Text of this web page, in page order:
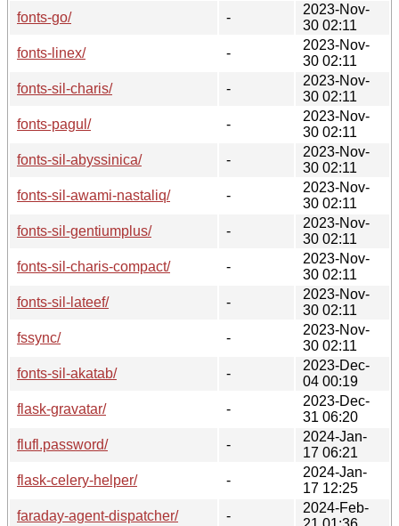
fonts-go/
-
2023-Nov-
30 02:11
fonts-linex/
-
2023-Nov-
30 02:11
fonts-sil-charis/
-
2023-Nov-
30 02:11
fonts-pagul/
-
2023-Nov-
30 02:11
fonts-sil-abyssinica/
-
2023-Nov-
30 02:11
fonts-sil-awami-nastaliq/
-
2023-Nov-
30 02:11
fonts-sil-gentiumplus/
-
2023-Nov-
30 02:11
fonts-sil-charis-compact/
-
2023-Nov-
30 02:11
fonts-sil-lateef/
-
2023-Nov-
30 02:11
fssync/
-
2023-Nov-
30 02:11
fonts-sil-akatab/
-
2023-Dec-
04 00:19
flask-gravatar/
-
2023-Dec-
31 06:20
flufl.password/
-
2024-Jan-
17 06:21
flask-celery-helper/
-
2024-Jan-
17 12:25
faraday-agent-dispatcher/
-
2024-Feb-